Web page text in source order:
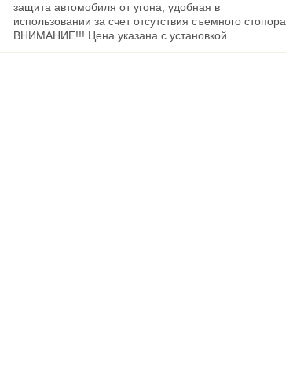
защита автомобиля от угона, удобная в
использовании за счет отсутствия съемного стопора.
ВНИМАНИЕ!!! Цена указана с установкой.